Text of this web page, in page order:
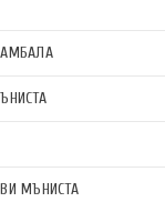
МЪНИСТА